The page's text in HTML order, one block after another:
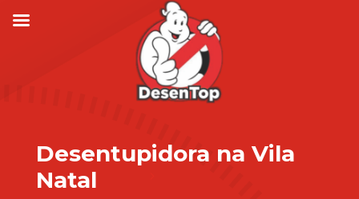
Desentupidora na Vila
Natal